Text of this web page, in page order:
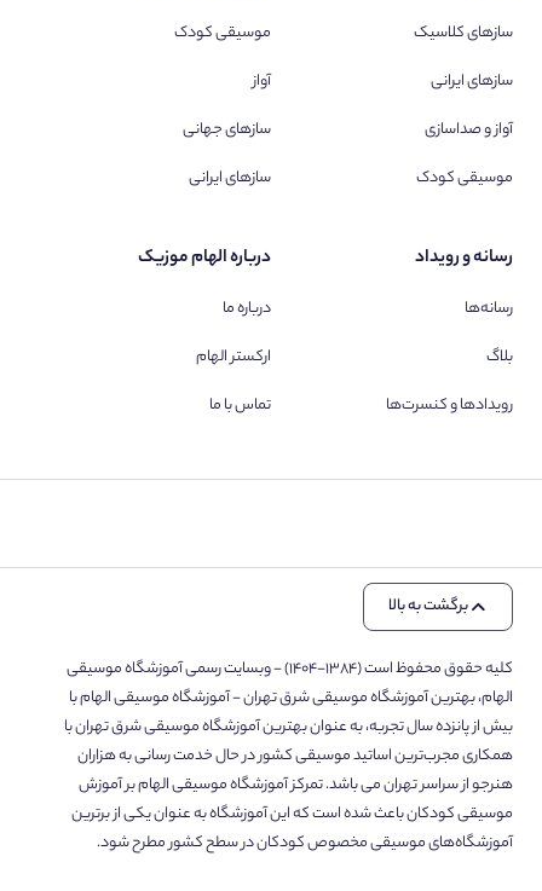
سازهای کلاسیک
سازهای ایرانی
آواز و صداسازی
موسیقی کودک
موسیقی کودک
آواز
سازهای جهانی
سازهای ایرانی
رسانه و رویداد
رسانه‌ها
بلاگ
رویدادها و کنسرت‌ها
درباره الهام موزیک
درباره ما
ارکستر الهام
تماس با ما
برگشت به بالا
کلیه حقوق محفوظ است (۱۳۸۴-۱۴۰۴) - وبسایت رسمی آموزشگاه موسیقی
الهام، بهترین آموزشگاه موسیقی شرق تهران - آموزشگاه موسیقی الهام با
بیش از پانزده سال تجربه، به عنوان بهترین آموزشگاه موسیقی شرق تهران با
همکاری مجرب‌ترین اساتید موسیقی کشور در حال خدمت رسانی به هزاران
هنرجو از سراسر تهران می باشد. تمرکز آموزشگاه موسیقی الهام بر آموزش
موسیقی کودکان باعث شده است که این آموزشگاه به عنوان یکی از برترین
آموزشگاه‌های موسیقی مخصوص کودکان در سطح کشور مطرح شود.